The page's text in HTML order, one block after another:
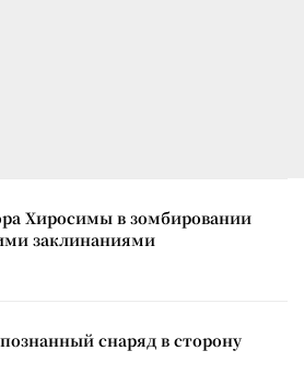
Хиросимы в зомбировании
заклинаниями
снаряд в сторону